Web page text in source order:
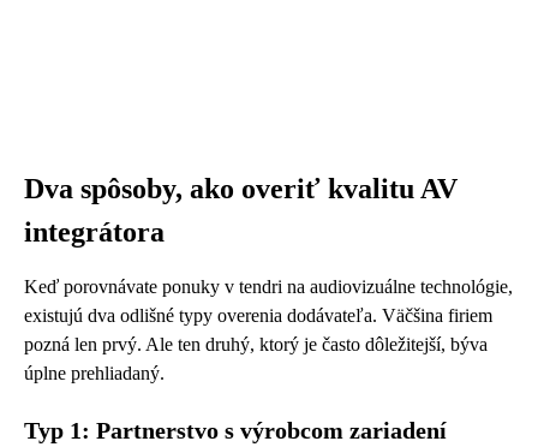
Dva spôsoby, ako overiť kvalitu AV
integrátora
Keď porovnávate ponuky v tendri na audiovizuálne technológie,
existujú dva odlišné typy overenia dodávateľa. Väčšina firiem
pozná len prvý. Ale ten druhý, ktorý je často dôležitejší, býva
úplne prehliadaný.
Typ 1: Partnerstvo s výrobcom zariadení